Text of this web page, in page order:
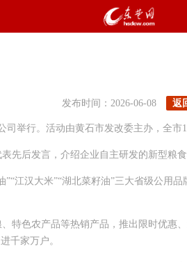
发布时间：2026-06-08 返
举行。活动由黄石市发改委主办，全市
先后发言，介绍企业自主研发的新型粮
江汉大米”“湖北菜籽油”三大省级公用
特色农产品等热销产品，推出限时优
千家万户。